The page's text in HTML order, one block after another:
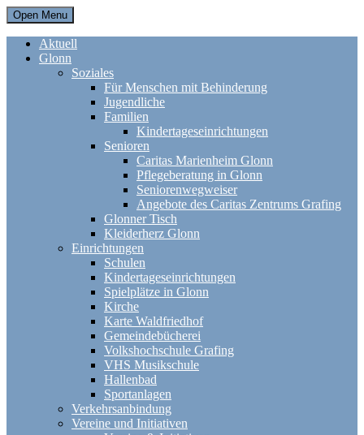
Open Menu
Aktuell
Glonn
Soziales
Für Menschen mit Behinderung
Jugendliche
Familien
Kindertageseinrichtungen
Senioren
Caritas Marienheim Glonn
Pflegeberatung in Glonn
Seniorenwegweiser
Angebote des Caritas Zentrums Grafing
Glonner Tisch
Kleiderherz Glonn
Einrichtungen
Schulen
Kindertageseinrichtungen
Spielplätze in Glonn
Kirche
Karte Waldfriedhof
Gemeindebücherei
Volkshochschule Grafing
VHS Musikschule
Hallenbad
Sportanlagen
Verkehrsanbindung
Vereine und Initiativen